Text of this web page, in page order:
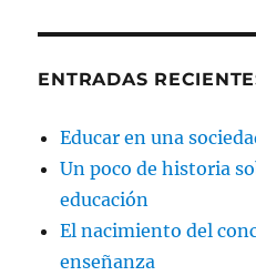
ENTRADAS
Educar en una
Un poco de historia
educación
El nacimiento del
enseñanza